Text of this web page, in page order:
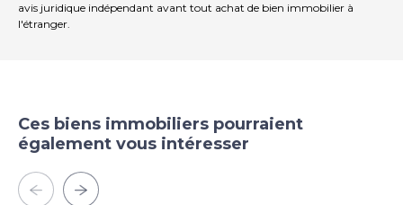
avis juridique indépendant avant tout achat de bien immobilier à
l'étranger.
Ces biens immobiliers pourraient
également vous intéresser